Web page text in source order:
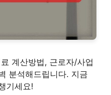
계산방법, 근로자/사업
분석해드립니다. 지금
기세요!